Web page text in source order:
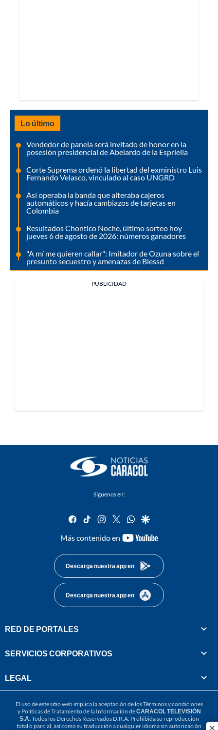
Lo último
Vendedor de panela será invitado de honor en la
posesión presidencial de Abelardo de la Espriella
Corte Suprema ordenó la libertad del exministro Luis
Fernando Velasco, vinculado al caso UNGRD
Así operaba la banda que alteraba cajeros
automáticos y hacía cambiazos de tarjetas en
Colombia
Resultados Chontico Noche, último sorteo hoy
jueves 6 de agosto de 2026: números ganadores
"A mí me quieren callar": Imitador de Ozuna sobre el
presunto secuestro y amenazas de Blessd
PUBLICIDAD
Síguenos en:
facebook
tiktok instagram
twitterwhatsapp
google
Más contenido en
youtube-
Descarga nuestra app en
Descarga nuestra app en
RED DE PORTALES
SERVICIOS CORPORATIVOS
LEGAL
El uso de este sitio web implica la aceptación de losTérminos y condiciones
y Políticas de Tratamiento de la Información deCARACOL TELEVISIÓN
S.A.Todos los Derechos Reservados D.R.A. Prohibida su reproducción
total o parcial, así como su traducción a cualquier idioma sin autorización